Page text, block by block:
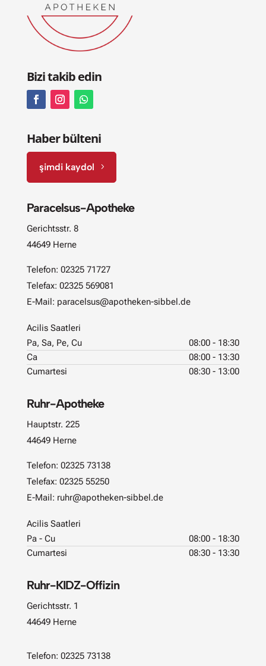
Bizi takib edin
Haber bülteni
şimdi kaydol
Paracelsus-Apotheke
Gerichtsstr. 8
44649 Herne
Telefon: 02325 71727
Telefax: 02325 569081
E-Mail: paracelsus@apotheken-sibbel.de
Acilis Saatleri
Pa, Sa, Pe, Cu
08:00 - 18:30
Ca
08:00 - 13:30
Cumartesi
08:30 - 13:00
Ruhr-Apotheke
Hauptstr. 225
44649 Herne
Telefon: 02325 73138
Telefax: 02325 55250
E-Mail: ruhr@apotheken-sibbel.de
Acilis Saatleri
Pa - Cu
08:00 - 18:30
Cumartesi
08:30 - 13:30
Ruhr-KIDZ-Offizin
Gerichtsstr. 1
44649 Herne
Telefon: 02325 73138